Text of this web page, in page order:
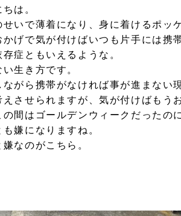
は。
せいで薄着になり、身に着けるポッ
かげで気が付けばいつも片手には携帯
存症ともいえるような。
生き方です。
ながら携帯がなければ事が進まない
えさせられますが、気が付けばもう
の間はゴールデンウィークだったの
も嫌になりますね。
嫌なのがこちら。